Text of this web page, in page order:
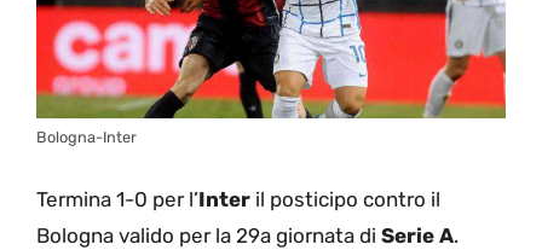
Bologna-Inter
Termina 1-0 per l’Inter il posticipo contro il
Bologna valido per la 29a giornata di Serie A.